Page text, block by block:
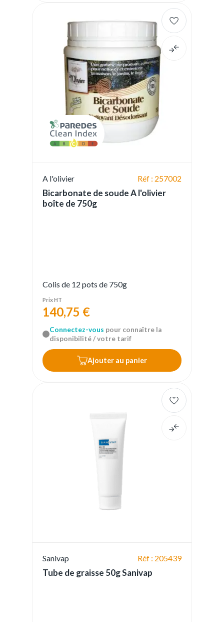
A l'olivier Réf : 257002
Bicarbonate de soude A l'olivier
boîte de 750g
Colis de 12 pots de 750g
Prix HT
140,75 €
Connectez-vous pour connaître la
disponibilité / votre tarif
Ajouter au panier
Sanivap Réf : 205439
Tube de graisse 50g Sanivap